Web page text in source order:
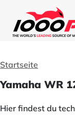
Startseite
Yamaha WR
Hier findest du